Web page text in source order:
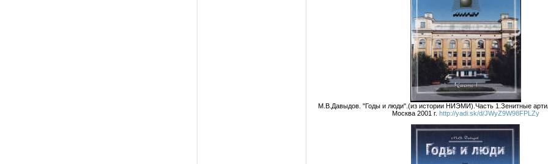
М.В.Давыдов. "Годы и люди".(из истории НИЭМИ).Часть 1.Зенитные
Москва 2001 г. http://yadi.sk/d/JWyZ9W98FPLZy